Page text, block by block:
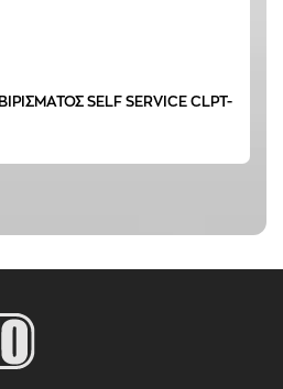
SELF SERVICE CLPT-